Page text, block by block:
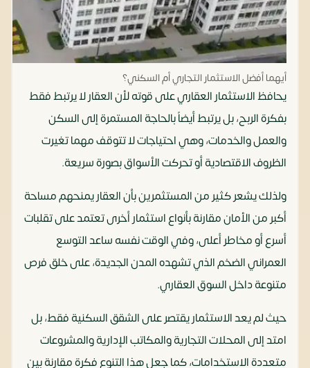
أيهما أفضل الاستثمار التجاري أم السكني؟
يحافظ الاستثمار العقاري على قوته لأن العقار لا يرتبط فقط
بفكرة الربح، بل يرتبط أيضاً بالحاجة المستمرة إلى السكن
والعمل والخدمات، وهي احتياجات لا تتوقف مهما تغيرت
الظروف الاقتصادية أو تحركت الأسواق بصورة سريعة.
ولذلك يشعر كثير من المستثمرين بأن العقار يمنحهم مساحة
أكبر من الأمان مقارنة بأنواع استثمار أخرى تعتمد على تقلبات
أسرع أو مخاطر أعلى، وفي الوقت نفسه ساعد التوسع
العمراني الضخم الذي تشهده المدن الجديدة، على خلق فرص
متنوعة داخل السوق العقاري.
حيث لم يعد الاستثمار يقتصر على الشقق السكنية فقط، بل
امتد إلى المحلات التجارية والمكاتب الإدارية والمشروعات
متعددة الاستخدامات، كما جعل هذا التنوع فكرة مقارنة بين